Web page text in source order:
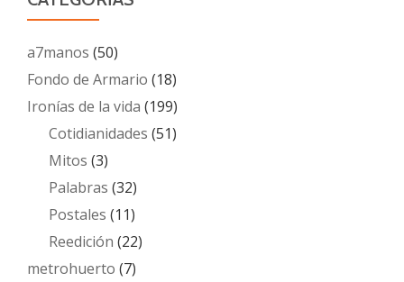
a7manos (50)
Fondo de Armario (18)
Ironías de la vida (199)
Cotidianidades (51)
Mitos (3)
Palabras (32)
Postales (11)
Reedición (22)
metrohuerto (7)